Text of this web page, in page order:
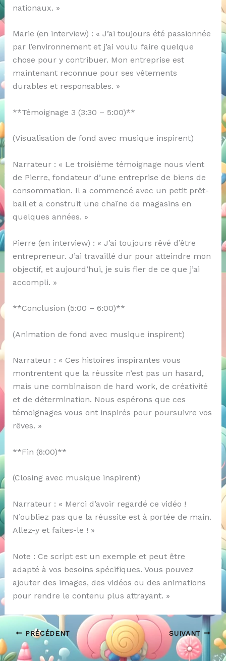
nationaux. »
Marie (en interview) : « J’ai toujours été passionnée
par l’environnement et j’ai voulu faire quelque
chose pour y contribuer. Mon entreprise est
maintenant reconnue pour ses vêtements
durables et responsables. »
**Témoignage 3 (3:30 – 5:00)**
(Visualisation de fond avec musique inspirent)
Narrateur : « Le troisième témoignage nous vient
de Pierre, fondateur d’une entreprise de biens de
consommation. Il a commencé avec un petit prêt-
bail et a construit une chaîne de magasins en
quelques années. »
Pierre (en interview) : « J’ai toujours rêvé d’être
entrepreneur. J’ai travaillé dur pour atteindre mon
objectif, et aujourd’hui, je suis fier de ce que j’ai
accompli. »
**Conclusion (5:00 – 6:00)**
(Animation de fond avec musique inspirent)
Narrateur : « Ces histoires inspirantes vous
montrentent que la réussite n’est pas un hasard,
mais une combinaison de hard work, de créativité
et de détermination. Nous espérons que ces
témoignages vous ont inspirés pour poursuivre vos
rêves. »
**Fin (6:00)**
(Closing avec musique inspirent)
Narrateur : « Merci d’avoir regardé ce vidéo !
N’oubliez pas que la réussite est à portée de main.
Allez-y et faites-le ! »
Note : Ce script est un exemple et peut être
adapté à vos besoins spécifiques. Vous pouvez
ajouter des images, des vidéos ou des animations
pour rendre le contenu plus attrayant. »
PRÉCÉDENT SUIVANT